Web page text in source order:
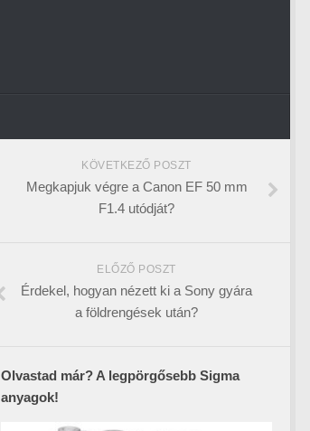
KÖVETKEZŐ POSZT
Megkapjuk végre a Canon EF 50 mm
F1.4 utódját?
ELŐZŐ POSZT
Érdekel, hogyan nézett ki a Sony gyára
a földrengések után?
Olvastad már? A legpörgősebb Sigma
anyagok!